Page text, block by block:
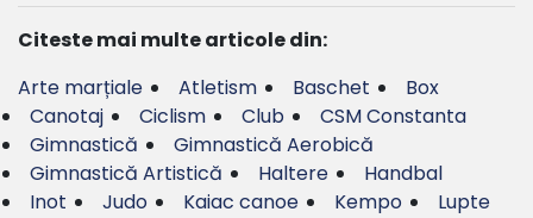
Citeste mai multe articole din:
Arte marțiale
Atletism Baschet
Box
Canotaj
Ciclism Club
CSM Constanta
Gimnastică
Gimnastică Aerobică
Gimnastică Artistică
Haltere
Handbal
Inot
Judo Kaiac canoe Kempo
Lupte